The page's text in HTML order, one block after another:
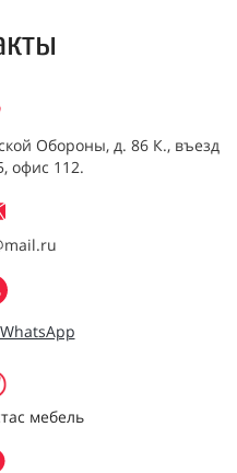
Обороны, д. 86 К., въезд
офис 112.
мебель